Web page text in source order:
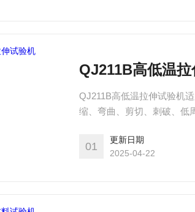
QJ211B高低温
QJ211B高低温拉伸试验机
缩、弯曲、剪切、刺破、低
验目的。质量保证，洽谈。
01
更新日期
2025-04-22